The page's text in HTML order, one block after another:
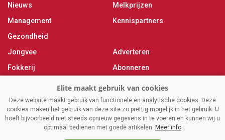
Nieuws
Management
Gezondheid
Jongvee
Fokkerij
Melken
Magazine
Melkprijzen
Kennispartners
Adverteren
Abonneren
Over ons
Contact
Deze website maakt gebruik van functionele en analytische cookies. Deze
cookies maken het gebruik van deze site zo prettig mogelijk in het gebruik. U
hoeft bijvoorbeeld niet steeds opnieuw gegevens in te voeren en kunnen wij u
optimaal bedienen met goede artikelen. Meer info